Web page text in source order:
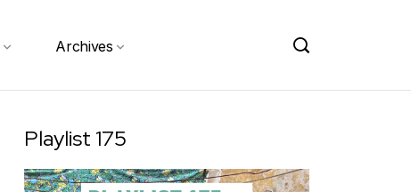
Archives
Playlist 175